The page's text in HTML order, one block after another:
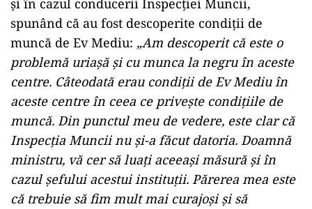
și în cazul conducerii Inspecției Muncii,
spunând că au fost descoperite condiții de
muncă de Ev Mediu: „Am descoperit că este o
problemă uriașă și cu munca la negru în aceste
centre. Câteodată erau condiţii de Ev Mediu în
aceste centre în ceea ce priveşte condiţiile de
muncă. Din punctul meu de vedere, este clar că
Inspecţia Muncii nu şi-a făcut datoria. Doamnă
ministru, vă cer să luaţi aceeaşi măsură şi în
cazul şefului acestui instituţii. Părerea mea este
că trebuie să fim mult mai curajoşi şi să